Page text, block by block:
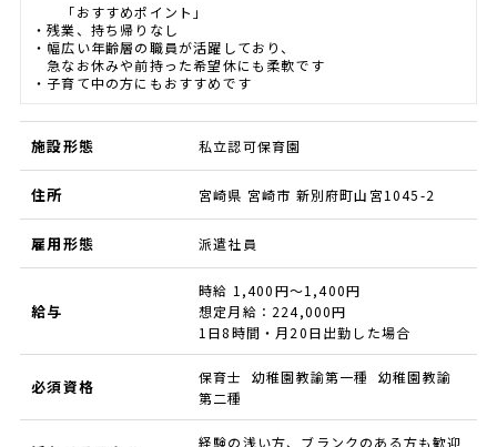
「おすすめポイント」
・残業、持ち帰りなし
・幅広い年齢層の職員が活躍しており、
急なお休みや前持った希望休にも柔軟です
・子育て中の方にもおすすめです
施設形態 私立認可保育園
住所 宮崎県 宮崎市 新別府町山宮1045-2
雇用形態 派遣社員
給与
時給 1,400円～1,400円
想定月給：224,000円
1日8時間・月20日出勤した場合
必須資格
保育士 幼稚園教諭第一種 幼稚園教諭
第二種
経験の浅い方、ブランクのある方も歓迎